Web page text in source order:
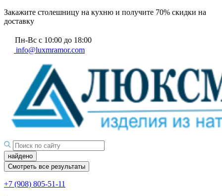
Закажите столешницу на кухню и получите 70% скидки на
доставку
Пн-Вс с 10:00 до 18:00
info@luxmramor.com
найдено
Смотреть все результаты
+7 (908) 805-51-11